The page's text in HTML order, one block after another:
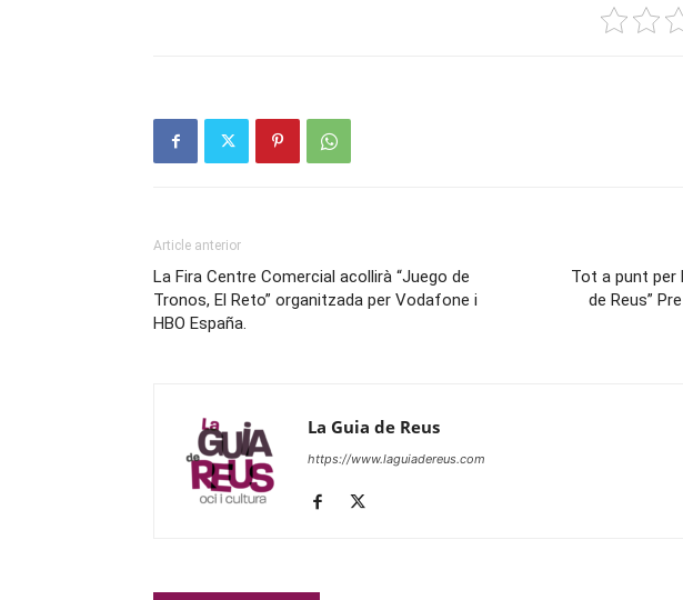
Article anterior
La Fira Centre Comercial acollirà “Juego de
Tronos, El Reto” organitzada per Vodafone i
HBO España.
Tot a punt per
de Reus”
La Guia de Reus
https://www.laguiadereus.com